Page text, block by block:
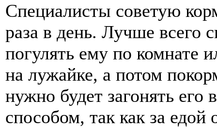
Специалисты советую
раза в день. Лучше всего
погулять ему по комнате
на лужайке, а потом
нужно будет загонять
способом, так как за едой